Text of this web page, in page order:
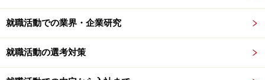
も、より深く内容について聞かれ、本人の意志や能力が
反映されていないと判断されれば不合格となる。それら
を満たした学生が2次面接に合格し、最終面接に進む。
就職活動での業界・企業研究
就職活動の選考対策